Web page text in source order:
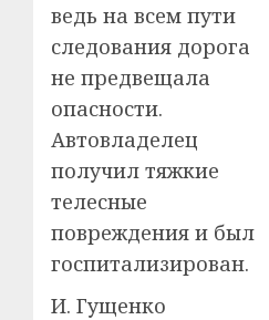
ведь на всем пути
следования дорога
не предвещала
опасности.
Автовладелец
получил тяжкие
телесные
повреждения и был
госпитализирован.
И. Гущенко